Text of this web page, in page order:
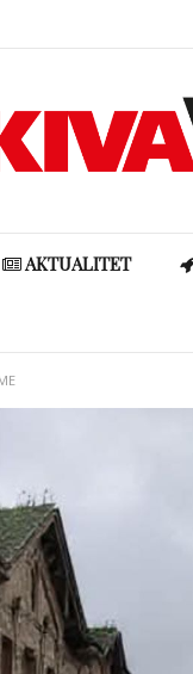
AKTUALITET